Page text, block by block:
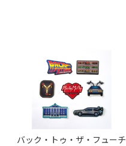
バック・トゥ・ザ・フューチ